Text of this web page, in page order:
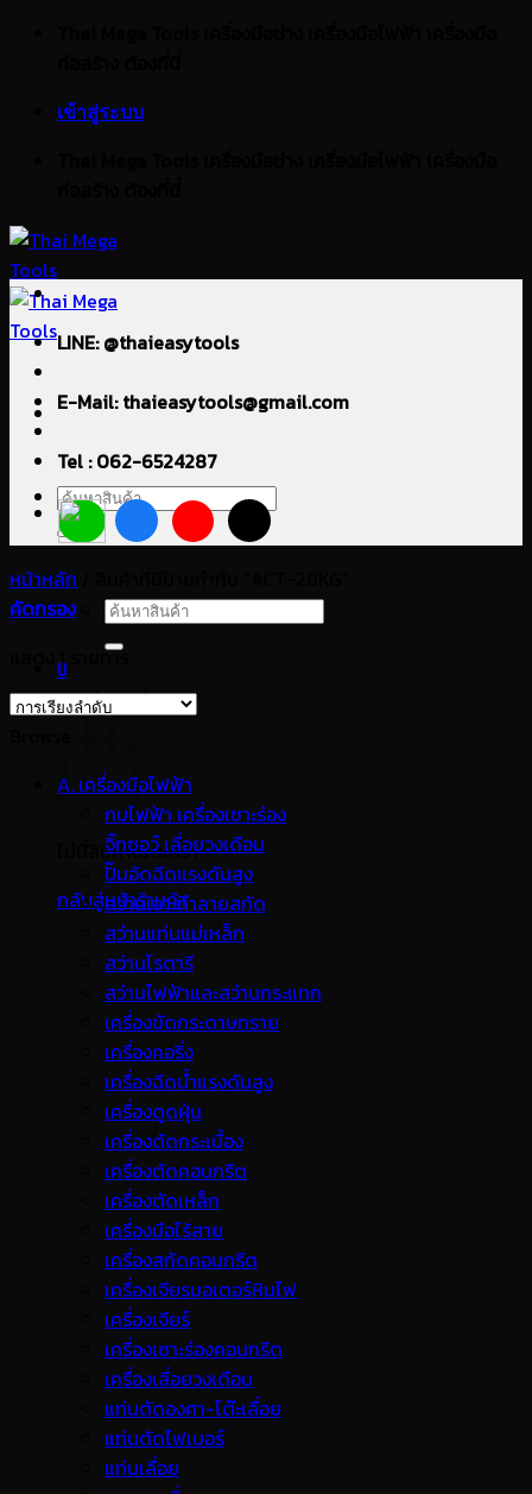
เข้าสู่ระบบ
ค้นหา:
ค้นหา:
0
ตะกร้าสินค้า
ไม่มีสินค้าในตะกร้า
กลับสู่หน้าร้านค้า
LINE: @thaieasytools
E-Mail: thaieasytools@gmail.com
Tel : 062-6524287
หน้าหลัก
คัดกรอง
แสดง 1 รายการ
A. เครื่องมือไฟฟ้า
กบไฟฟ้า เครื่องเซาะร่อง
จิ๊กซอว์ เลื่อยวงเดือน
ปั๊มอัดฉีดแรงดันสูง
สว่านเจาะทำลายสกัด
สว่านแท่นแม่เหล็ก
สว่านโรตารี
สว่านไฟฟ้าและสว่านกระแทก
เครื่องขัดกระดาษทราย
เครื่องคอริ่ง
เครื่องฉีดน้ำแรงดันสูง
เครื่องดูดฝุ่น
เครื่องตัดกระเบื้อง
เครื่องตัดคอนกรีต
เครื่องตัดเหล็ก
เครื่องมือไร้สาย
เครื่องสกัดคอนกรีต
เครื่องเจียรมอเตอร์หินไฟ
เครื่องเจียร์
เครื่องเซาะร่องคอนกรีต
เครื่องเลื่อยวงเดือน
แท่นตัดองศา-โต๊ะเลื่อย
แท่นตัดไฟเบอร์
แท่นเลื่อย